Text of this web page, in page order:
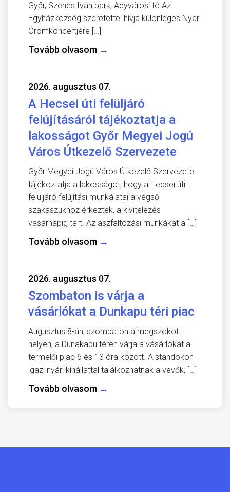
Győr, Szenes Iván park, Adyvárosi tó Az
Egyházközség szeretettel hívja különleges Nyári
Örömkoncertjére […]
Tovább olvasom →
2026. augusztus 07.
A Hecsei úti felüljáró
felújításáról tájékoztatja a
lakosságot Győr Megyei Jogú
Város Útkezelő Szervezete
Győr Megyei Jogú Város Útkezelő Szervezete
tájékoztatja a lakosságot, hogy a Hecsei úti
felüljáró felújítási munkálatai a végső
szakaszukhoz érkeztek, a kivitelezés
vasárnapig tart. Az aszfaltozási munkákat a […]
Tovább olvasom →
2026. augusztus 07.
Szombaton is várja a
vásárlókat a Dunkapu téri piac
Augusztus 8-án, szombaton a megszokott
helyen, a Dunakapu téren várja a vásárlókat a
termelői piac 6 és 13 óra között. A standokon
igazi nyári kínállattal találkozhatnak a vevők, […]
Tovább olvasom →